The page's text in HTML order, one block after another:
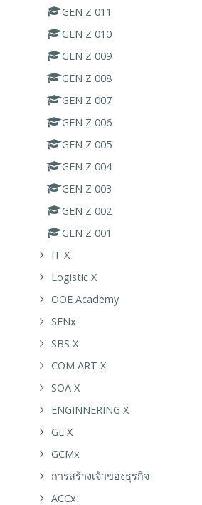
GEN Z 011
GEN Z 010
GEN Z 009
GEN Z 008
GEN Z 007
GEN Z 006
GEN Z 005
GEN Z 004
GEN Z 003
GEN Z 002
GEN Z 001
IT X
Logistic X
OOE Academy
SENx
SBS X
COM ART X
SOA X
ENGINNERING X
GE X
GCMx
การสร้างเจ้าของธุรกิจ
ACCx